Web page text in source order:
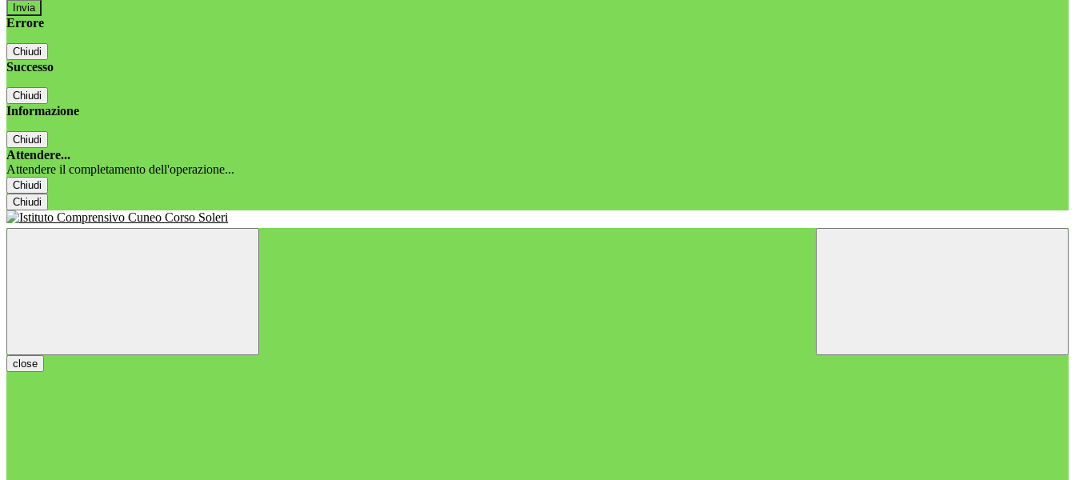
Errore
Chiudi
Successo
Chiudi
Informazione
Chiudi
Attendere...
Attendere il completamento dell'operazione...
Chiudi
Chiudi
close